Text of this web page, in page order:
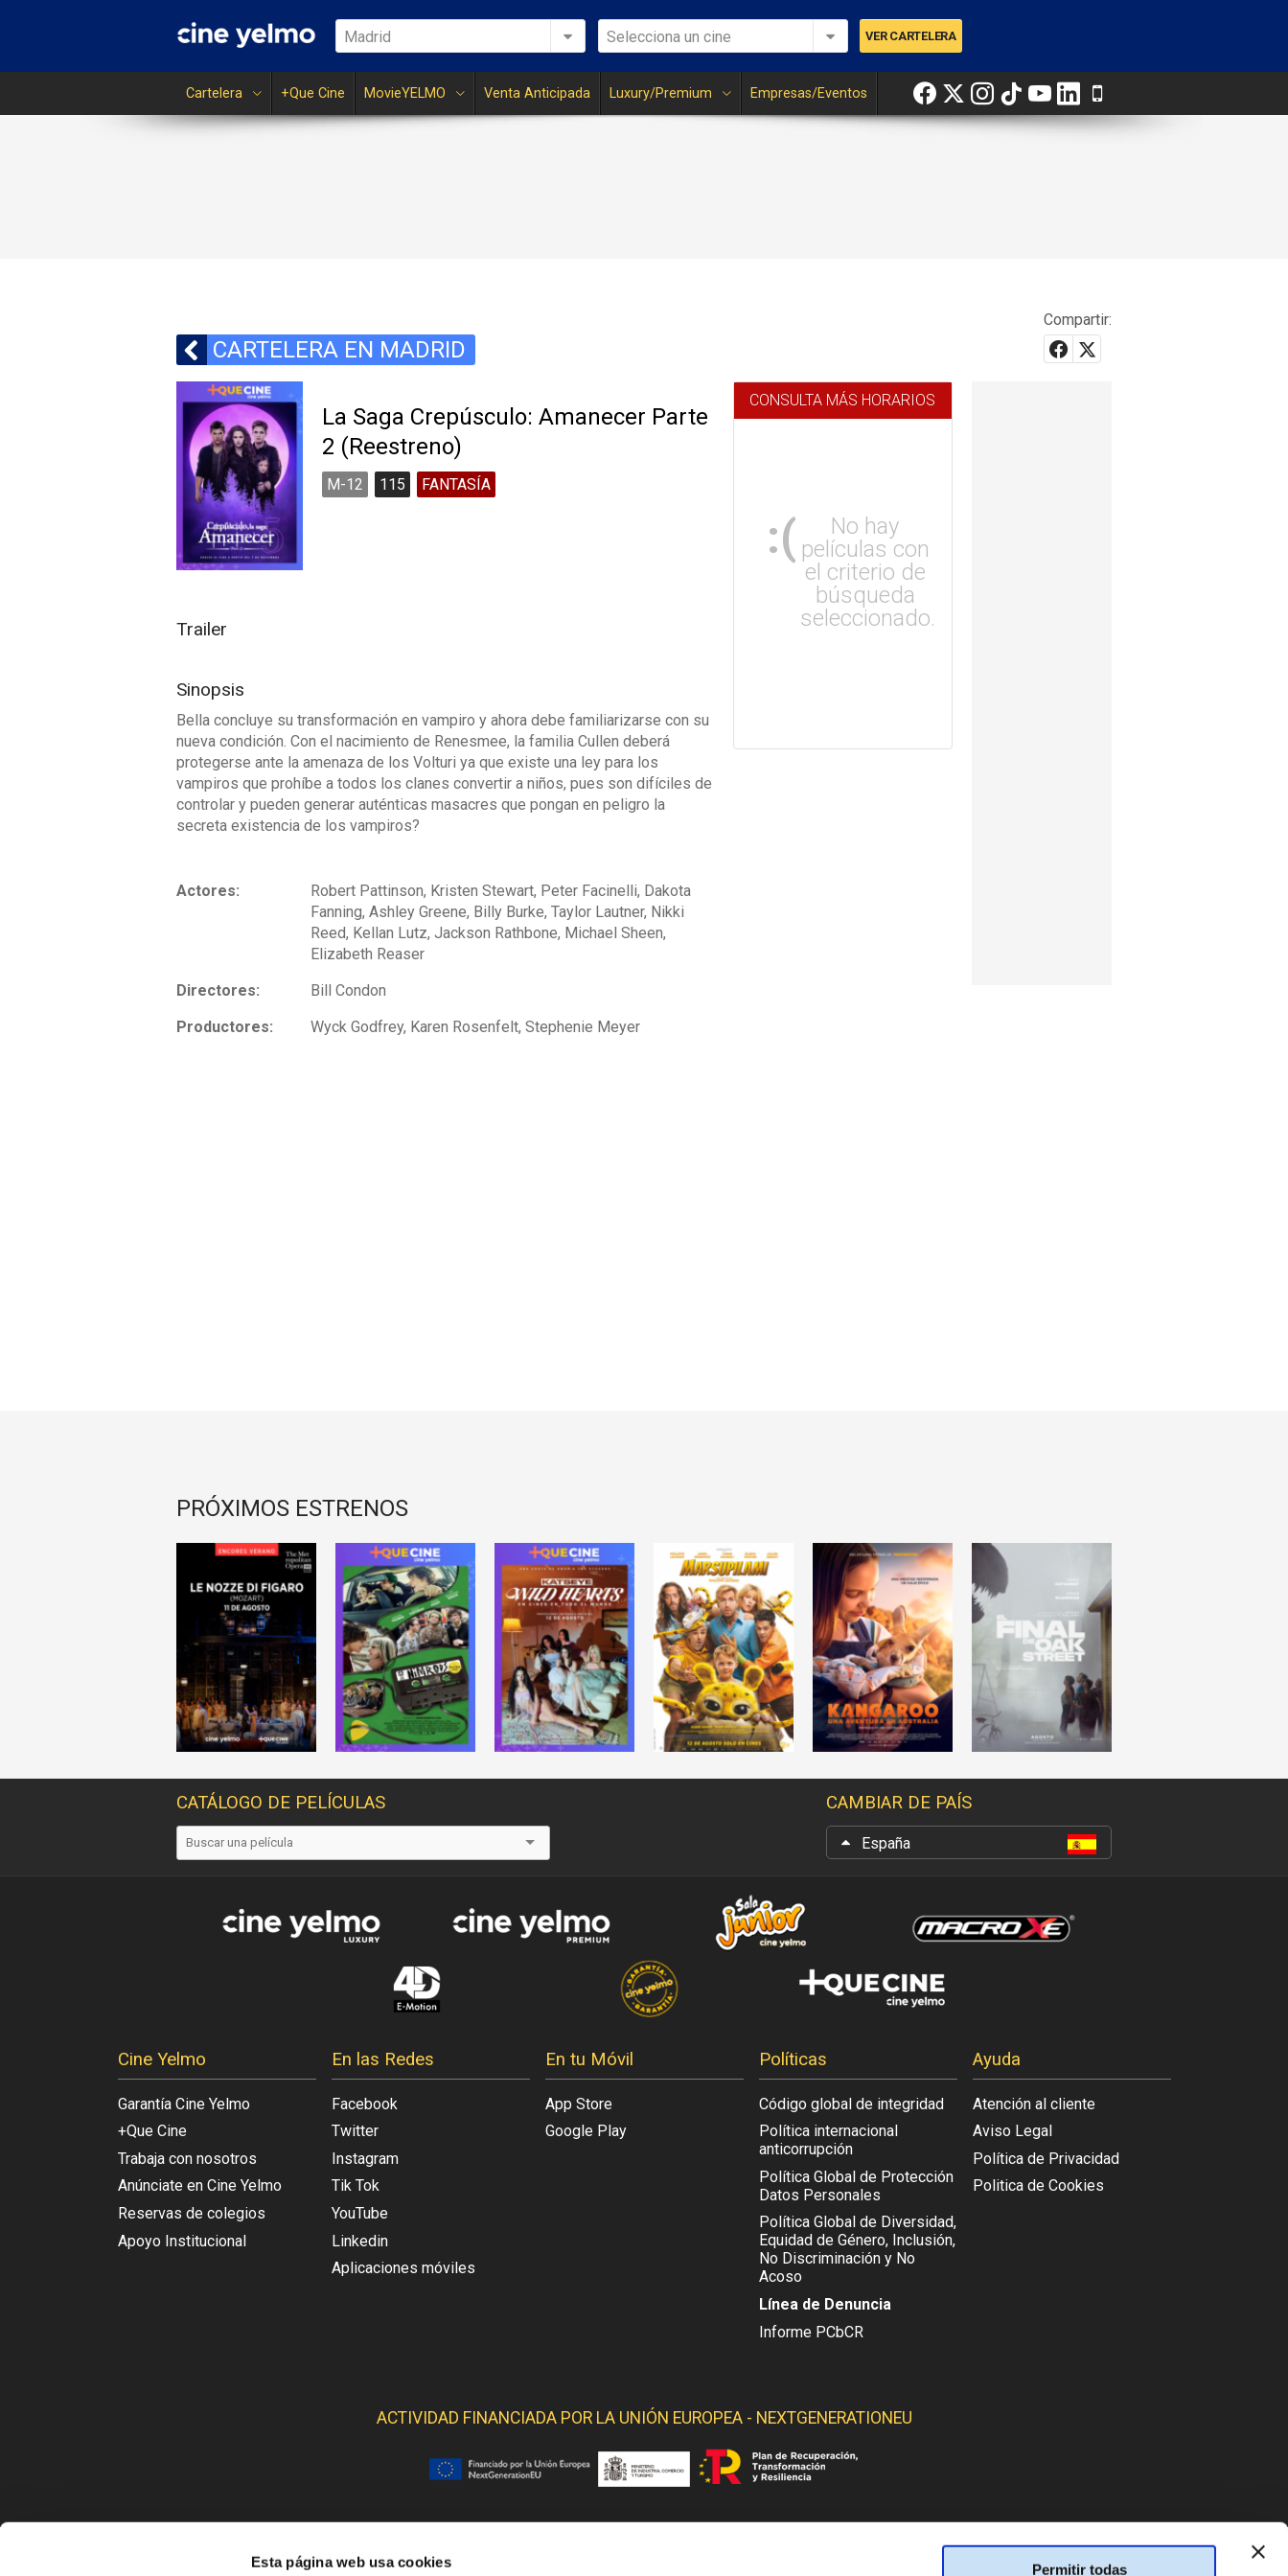
Esta página web usa cookies Permitir todas
Madrid Selecciona un cine
Cartelera +Que Cine MovieYELMO Venta Anticipada Luxury/Premium Empresas/Eventos
CARTELERA EN MADRID
Compartir:
La Saga Crepúsculo: Amanecer Parte
2 (Reestreno)
M-12 115 FANTASÍA
Trailer
Sinopsis
Bella concluye su transformación en vampiro y ahora debe familiarizarse con su
nueva condición. Con el nacimiento de Renesmee, la familia Cullen deberá
protegerse ante la amenaza de los Volturi ya que existe una ley para los
vampiros que prohíbe a todos los clanes convertir a niños, pues son difíciles de
controlar y pueden generar auténticas masacres que pongan en peligro la
secreta existencia de los vampiros?
Actores:
Robert Pattinson, Kristen Stewart, Peter Facinelli, Dakota
Fanning, Ashley Greene, Billy Burke, Taylor Lautner, Nikki
Reed, Kellan Lutz, Jackson Rathbone, Michael Sheen,
Elizabeth Reaser
Directores:
Bill Condon
Productores:
Wyck Godfrey, Karen Rosenfelt, Stephenie Meyer
CONSULTA MÁS HORARIOS
:(
No hay
películas con
el criterio de
búsqueda
seleccionado.
PRÓXIMOS ESTRENOS
CATÁLOGO DE PELÍCULAS CAMBIAR DE PAÍS
España
Cine Yelmo
Garantía Cine Yelmo
+Que Cine
Trabaja con nosotros
Anúnciate en Cine Yelmo
Reservas de colegios
Apoyo Institucional
En las Redes
Facebook
Twitter
Instagram
Tik Tok
YouTube
Linkedin
Aplicaciones móviles
En tu Móvil
App Store
Google Play
Políticas
Código global de integridad
Política internacional
anticorrupción
Política Global de Protección
Datos Personales
Política Global de Diversidad,
Equidad de Género, Inclusión,
No Discriminación y No
Acoso
Línea de Denuncia
Informe PCbCR
Ayuda
Atención al cliente
Aviso Legal
Política de Privacidad
Politica de Cookies
ACTIVIDAD FINANCIADA POR LA UNIÓN EUROPEA - NEXTGENERATIONEU
CINE YELMO OBTIENE SOPORTE DE LOS SIGUIENTES ORGANISMOS: